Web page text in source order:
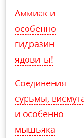
Аммиак и
особенно
гидразин
ядовиты!
Соединения
сурьмы,
и особенно
мышьяка